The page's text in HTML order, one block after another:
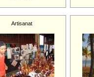
Artisanat